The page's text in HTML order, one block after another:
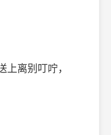
离别叮咛，